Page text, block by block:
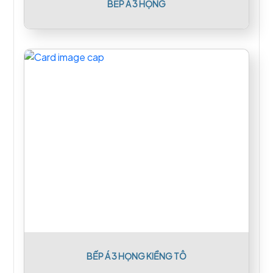
BẾP Á 3 HỌNG
BẾP Á 3 HỌNG KIỀNG TÔ